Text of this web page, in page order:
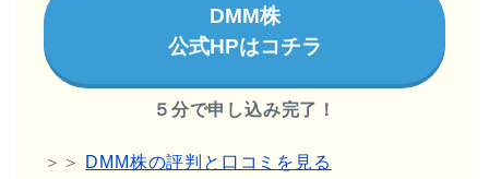
DMM株
公式HPはコチラ
５分で申し込み完了！
＞＞ DMM株の評判と口コミを見る